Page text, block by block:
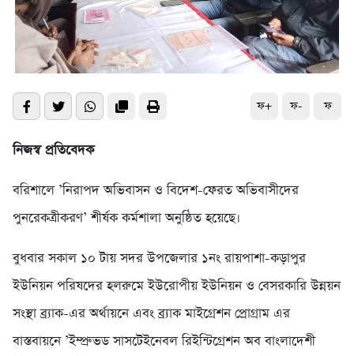
ফ+ ফ- ফ
নিজস্ব প্রতিবেদক
বরিশালে ’নিরাপদ অভিবাসন ও বিদেশ-ফেরত অভিবাসীদের
পুনরেকত্রীকরণ’ শীর্ষক কর্মশালা অনুষ্ঠিত হয়েছে।
বুধবার সকাল ১০ টায় সদর উপজেলার ১নং রায়পাশা-কড়াপুর
ইউনিয়ন পরিষদের হলরুমে ইউরোপীয় ইউনিয়ন ও বেসরকারি উন্নয়ন
সংস্থা ব্র্যাক-এর অর্থায়নে এবং ব্র্যাক মাইগ্রেশন প্রোগ্রাম এর
বাস্তবায়নে ’ইম্প্রুভড সাসটেইনেবল রিইন্টিগ্রেশন অব বাংলাদেশী